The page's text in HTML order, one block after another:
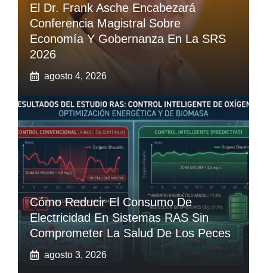
El Dr. Frank Asche Encabezará
Conferencia Magistral Sobre
Economía Y Gobernanza En La SRS
2026
agosto 4, 2026
Cómo Reducir El Consumo De
Electricidad En Sistemas RAS Sin
Comprometer La Salud De Los Peces
agosto 3, 2026